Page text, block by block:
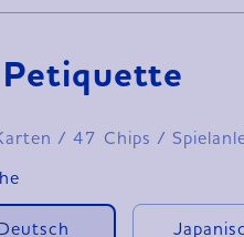
Petiquette
/ 47 Chips /